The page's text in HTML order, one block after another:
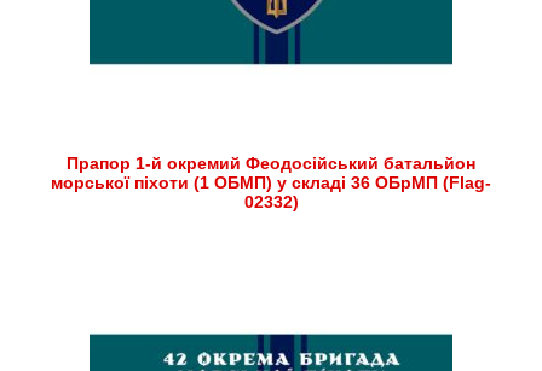
Прапор 1-й окремий Феодосійський батальйон
морської піхоти (1 ОБМП) у складі 36 ОБрМП (Flag-
02332)